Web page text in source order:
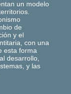
un modelo
de
y el
con una
esta forma
desarrollo,
y las